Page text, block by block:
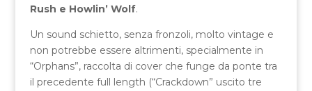
Rush e Howlin’ Wolf.
Un sound schietto, senza fronzoli, molto vintage e
non potrebbe essere altrimenti, specialmente in
“Orphans”, raccolta di cover che funge da ponte tra
il precedente full length (“Crackdown” uscito tre